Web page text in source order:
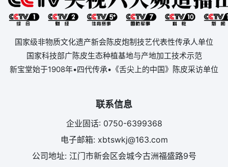
国家级非物质文化遗产新会陈皮炮制技艺代表性传承人单位
国家科技部广陈皮生态种植基地与产地加工技术示范
新宝堂始于1908年•四代传承•《舌尖上的中国》陈皮采访单位
联系信息
企业固话: 0750-6399368
电子邮箱: xbtswkj@163.com
公司地址: 江门市新会区会城今古洲福盛路9号